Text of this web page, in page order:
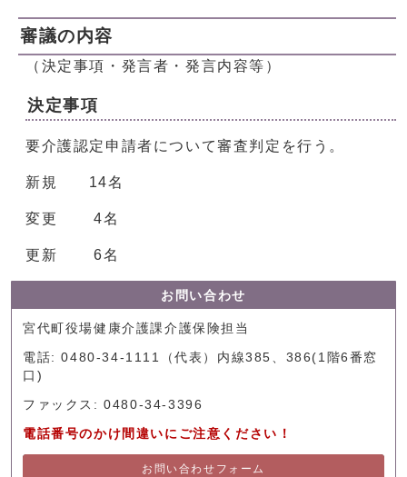
審議の内容
（決定事項・発言者・発言内容等）
決定事項
要介護認定申請者について審査判定を行う。
新規 14名
変更 4名
更新 6名
お問い合わせ
宮代町役場健康介護課介護保険担当
電話: 0480-34-1111（代表）内線385、386(1階6番窓
口)
ファックス: 0480-34-3396
電話番号のかけ間違いにご注意ください！
お問い合わせフォーム